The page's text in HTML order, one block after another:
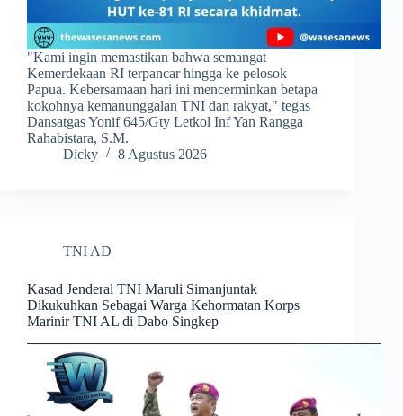
​"Kami ingin memastikan bahwa semangat
Kemerdekaan RI terpancar hingga ke pelosok
Papua. Kebersamaan hari ini mencerminkan betapa
kokohnya kemanunggalan TNI dan rakyat," tegas
Dansatgas Yonif 645/Gty Letkol Inf Yan Rangga
Rahabistara, S.M.
Dicky
8 Agustus 2026
TNI AD
Kasad Jenderal TNI Maruli Simanjuntak
Dikukuhkan Sebagai Warga Kehormatan Korps
Marinir TNI AL di Dabo Singkep